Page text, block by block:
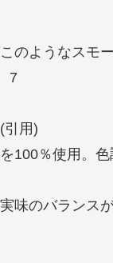
のようなスモ
7
引用)
100％使用。
味のバランス